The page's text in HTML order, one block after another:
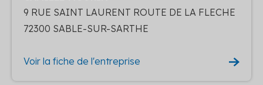
9 RUE SAINT LAURENT ROUTE DE LA FLECHE
72300 SABLE-SUR-SARTHE
Voir la fiche de l'entreprise